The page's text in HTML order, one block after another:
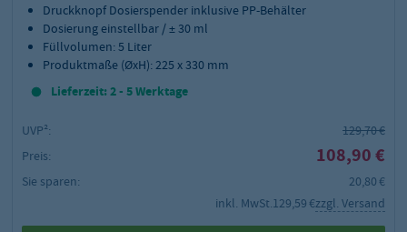
Druckknopf Dosierspender inklusive PP-Behälter
Dosierung einstellbar / ± 30 ml
Füllvolumen: 5 Liter
Produktmaße (ØxH): 225 x 330 mm
Lieferzeit: 2 - 5 Werktage
UVP²:
129,70 €
Preis:
108,90 €
Sie sparen:
20,80 €
inkl. MwSt.129,59 €zzgl. Versand